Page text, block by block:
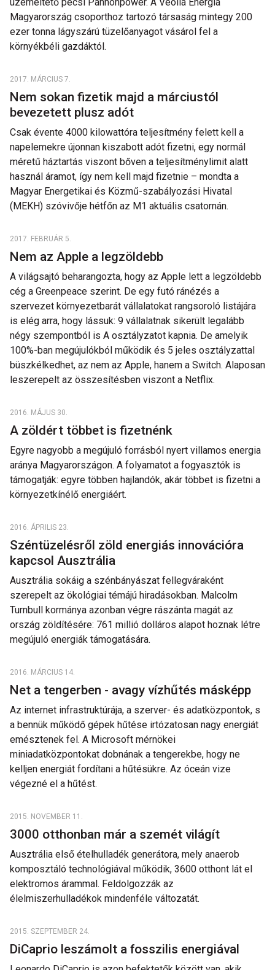
Magyarország csoporthoz tartozó társaság mintegy 200
ezer tonna lágyszárú tüzelőanyagot vásárol fel a
környékbéli gazdáktól.
2017. MÁRCIUS 7.
Nem sokan fizetik majd a márciustól
bevezetett plusz adót
Csak évente 4000 kilowattóra teljesítmény felett kell a
napelemekre újonnan kiszabott adót fizetni, egy normál
méretű háztartás viszont bőven a teljesítménylimit alatt
használ áramot, így nem kell majd fizetnie – mondta a
Magyar Energetikai és Közmű-szabályozási Hivatal
(MEKH) szóvivője hétfőn az M1 aktuális csatornán.
2017. FEBRUÁR 5.
Nem az Apple a legzöldebb
A világsajtó beharangozta, hogy az Apple lett a legzöldebb
cég a Greenpeace szerint. De egy futó ránézés a
szervezet környezetbarát vállalatokat rangsoroló listájára
is elég arra, hogy lássuk: 9 vállalatnak sikerült legalább
négy szempontból is A osztályzatot kapnia. De amelyik
100%-ban megújulókból működik és 5 jeles osztályzattal
büszkélkedhet, az nem az Apple, hanem a Switch. Alaposan
leszerepelt az összesítésben viszont a Netflix.
2016. MÁJUS 30.
A zöldért többet is fizetnénk
Egyre nagyobb a megújuló forrásból nyert villamos energia
aránya Magyarországon. A folyamatot a fogyasztók is
támogatják: egyre többen hajlandók, akár többet is fizetni a
környezetkínélő energiáért.
2016. ÁPRILIS 23.
Széntüzelésről zöld energiás innovációra
kapcsol Ausztrália
Ausztrália sokáig a szénbányászat fellegváraként
szerepelt az ökológiai témájú hiradásokban. Malcolm
Turnbull kormánya azonban végre rászánta magát az
ország zöldítésére: 761 millió dolláros alapot hoznak létre
megújuló energiák támogatására.
2016. MÁRCIUS 14.
Net a tengerben - avagy vízhűtés másképp
Az internet infrastruktúrája, a szerver- és adatközpontok, s
a bennük működő gépek hűtése irtózatosan nagy energiát
emésztenek fel. A Microsoft mérnökei
miniadatközpontokat dobnának a tengerekbe, hogy ne
kelljen energiát fordítani a hűtésükre. Az óceán vize
végezné el a hűtést.
2015. NOVEMBER 11.
3000 otthonban már a szemét világít
Ausztrália első ételhulladék generátora, mely anaerob
komposztáló technológiával működik, 3600 otthont lát el
elektromos árammal. Feldolgozzák az
élelmiszerhulladékok mindenféle változatát.
2015. SZEPTEMBER 24.
DiCaprio leszámolt a fosszilis energiával